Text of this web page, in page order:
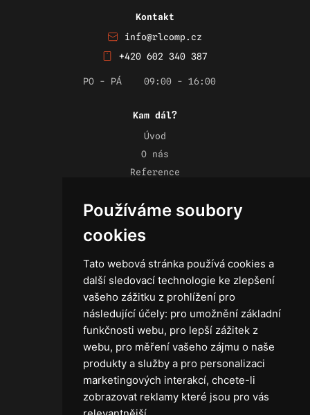
Používáme soubory
cookies
Tato webová stránka používá cookies a
další sledovací technologie ke zlepšení
vašeho zážitku z prohlížení pro
následující účely: pro umožnění základní
funkčnosti webu, pro lepší zážitek z
webu, pro měření vašeho zájmu o naše
produkty a služby a pro personalizaci
marketingových interakcí, chcete-li
zobrazovat reklamy které jsou pro vás
Kontakt
info@rlcomp.cz
+420 602 340 387
PO - PÁ 09:00 - 16:00
Kam dál?
Úvod
O nás
Reference
Kontakt
Obchodní podmínky
Zásady ochrany osobních údajů
Technika
Světla
Příslušenství ke světlům
Osvětlovací technika GRIP
Baterie
Stativy